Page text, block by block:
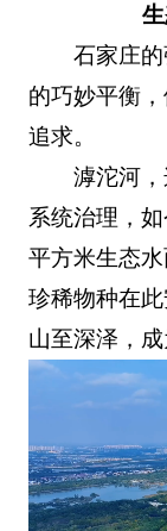
石家庄
的巧妙平衡
追求。
滹沱河
系统治理，
平方米生态
珍稀物种在
山至深泽，